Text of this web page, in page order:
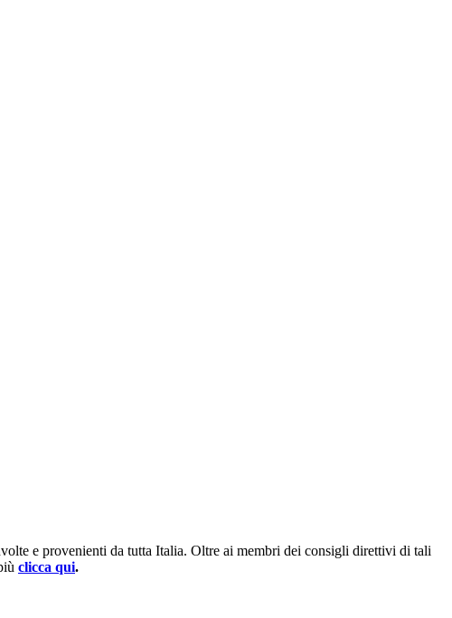
e provenienti da tutta Italia. Oltre ai membri dei consigli direttivi di tali
clicca qui.